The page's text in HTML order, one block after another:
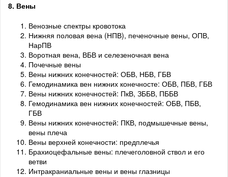
8. Вены
Венозные спектры кровотока
Нижняя половая вена (НПВ), печеночные вены, ОПВ,
НарПВ
Воротная вена, ВБВ и селезеночная вена
Почечные вены
Вены нижних конечностей: ОБВ, НБВ, ГБВ
Гемодинамика вен нижних конечносте: ОБВ, ПБВ, ГБВ
Вены нижних конечностей: ПкВ, ЗББВ, ПББВ
Гемодинамика вен нижних конечностей: ОБВ, ПБВ,
ГБВ
Вены нижних конечностей: ПКВ, подмышечные вены,
вены плеча
Вены верхней конечности: предплечья
Брахиоцефальные вены: плечеголовной ствол и его
ветви
Интракраниальные вены и вены глазницы